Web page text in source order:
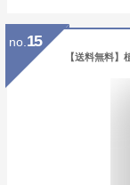
no. 15